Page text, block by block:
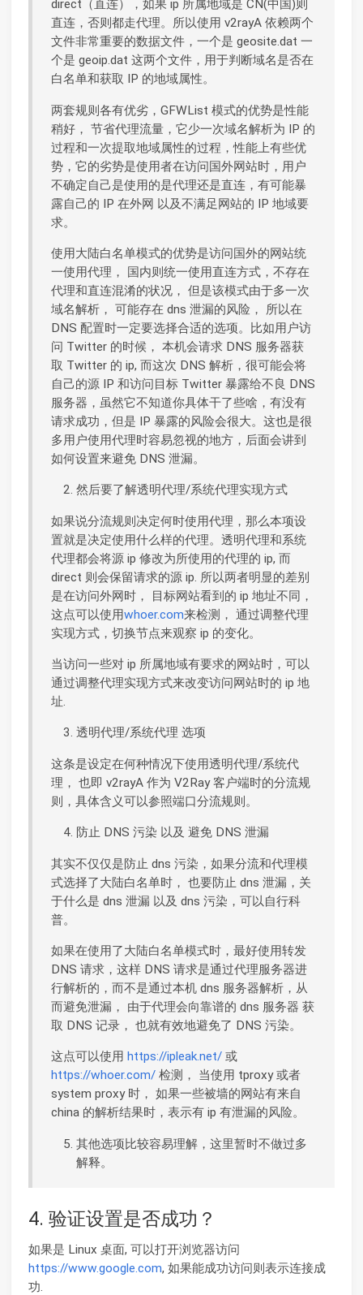
direct（直连），如果 ip 所属地域是 CN(中国)则
直连，否则都走代理。所以使用 v2rayA 依赖两个
文件非常重要的数据文件，一个是 geosite.dat 一
个是 geoip.dat 这两个文件，用于判断域名是否在
白名单和获取 IP 的地域属性。
两套规则各有优劣，GFWList 模式的优势是性能
稍好， 节省代理流量，它少一次域名解析为 IP 的
过程和一次提取地域属性的过程，性能上有些优
势，它的劣势是使用者在访问国外网站时，用户
不确定自己是使用的是代理还是直连，有可能暴
露自己的 IP 在外网 以及不满足网站的 IP 地域要
求。
使用大陆白名单模式的优势是访问国外的网站统
一使用代理， 国内则统一使用直连方式，不存在
代理和直连混淆的状况， 但是该模式由于多一次
域名解析， 可能存在 dns 泄漏的风险， 所以在
DNS 配置时一定要选择合适的选项。比如用户访
问 Twitter 的时候， 本机会请求 DNS 服务器获
取 Twitter 的 ip, 而这次 DNS 解析，很可能会将
自己的源 IP 和访问目标 Twitter 暴露给不良 DNS
服务器，虽然它不知道你具体干了些啥，有没有
请求成功，但是 IP 暴露的风险会很大。这也是很
多用户使用代理时容易忽视的地方，后面会讲到
如何设置来避免 DNS 泄漏。
然后要了解透明代理/系统代理实现方式
如果说分流规则决定何时使用代理，那么本项设
置就是决定使用什么样的代理。透明代理和系统
代理都会将源 ip 修改为所使用的代理的 ip, 而
direct 则会保留请求的源 ip. 所以两者明显的差别
是在访问外网时， 目标网站看到的 ip 地址不同，
这点可以使用whoer.com来检测， 通过调整代理
实现方式，切换节点来观察 ip 的变化。
当访问一些对 ip 所属地域有要求的网站时，可以
通过调整代理实现方式来改变访问网站时的 ip 地
址.
透明代理/系统代理 选项
这条是设定在何种情况下使用透明代理/系统代
理， 也即 v2rayA 作为 V2Ray 客户端时的分流规
则，具体含义可以参照端口分流规则。
防止 DNS 污染 以及 避免 DNS 泄漏
其实不仅仅是防止 dns 污染，如果分流和代理模
式选择了大陆白名单时， 也要防止 dns 泄漏，关
于什么是 dns 泄漏 以及 dns 污染，可以自行科
普。
如果在使用了大陆白名单模式时，最好使用转发
DNS 请求，这样 DNS 请求是通过代理服务器进
行解析的，而不是通过本机 dns 服务器解析，从
而避免泄漏， 由于代理会向靠谱的 dns 服务器 获
取 DNS 记录， 也就有效地避免了 DNS 污染。
这点可以使用 https://ipleak.net/ 或
https://whoer.com/ 检测， 当使用 tproxy 或者
system proxy 时， 如果一些被墙的网站有来自
china 的解析结果时，表示有 ip 有泄漏的风险。
其他选项比较容易理解，这里暂时不做过多
解释。
4. 验证设置是否成功？
如果是 Linux 桌面, 可以打开浏览器访问
https://www.google.com, 如果能成功访问则表示连接成
功.